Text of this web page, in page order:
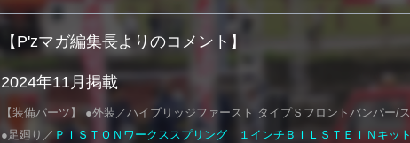
【P'zマガ編集長よりのコメント】
2024年11月掲載
【装備パーツ】 ●外装／ハイブリッジファースト タイプＳフロントバンパー/
●足廻り／ ＰＩＳＴＯＮワークススプリング １インチＢＩＬＳＴＥＩＮキット